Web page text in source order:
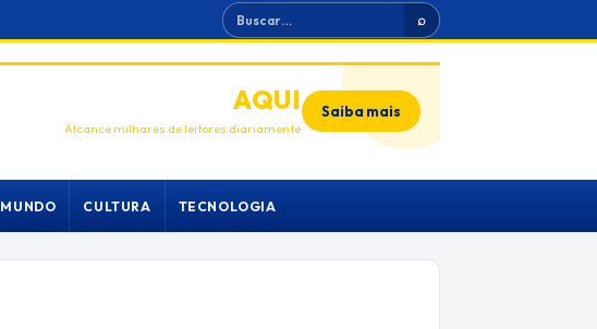
Buscar ⌕
ANUNCIEAQUI
Alcance milhares de leitores diariamente
Saiba mais
MUNDO CULTURA TECNOLOGIA